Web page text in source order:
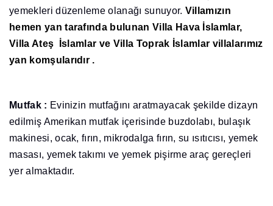
yemekleri düzenleme olanağı sunuyor. Villamızın
hemen yan tarafında bulunan Villa Hava İslamlar,
Villa Ateş İslamlar ve Villa Toprak İslamlar villalarımız
yan komşularıdır .
Mutfak : Evinizin mutfağını aratmayacak şekilde dizayn
edilmiş Amerikan mutfak içerisinde buzdolabı, bulaşık
makinesi, ocak, fırın, mikrodalga fırın, su ısıtıcısı, yemek
masası, yemek takımı ve yemek pişirme araç gereçleri
yer almaktadır.